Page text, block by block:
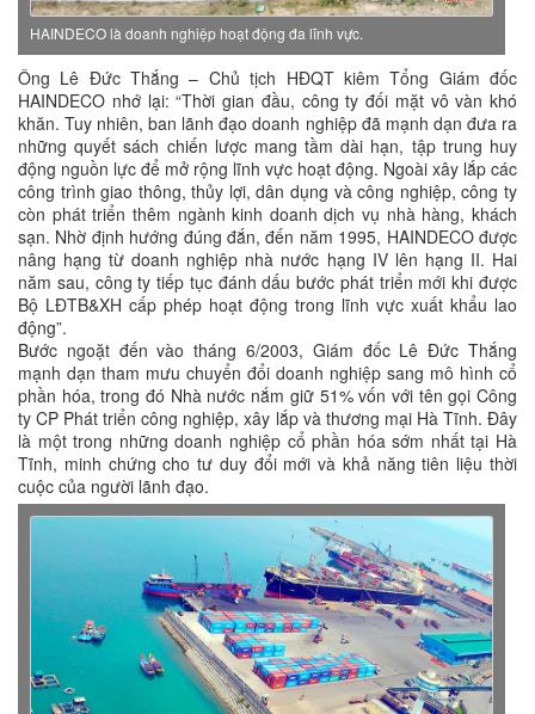
HAINDECO là doanh nghiệp hoạt động đa lĩnh vực.
Ông Lê Đức Thắng – Chủ tịch HĐQT kiêm Tổng Giám đốc
HAINDECO nhớ lại: “Thời gian đầu, công ty đối mặt vô vàn khó
khăn. Tuy nhiên, ban lãnh đạo doanh nghiệp đã mạnh dạn đưa ra
những quyết sách chiến lược mang tầm dài hạn, tập trung huy
động nguồn lực để mở rộng lĩnh vực hoạt động. Ngoài xây lắp các
công trình giao thông, thủy lợi, dân dụng và công nghiệp, công ty
còn phát triển thêm ngành kinh doanh dịch vụ nhà hàng, khách
sạn. Nhờ định hướng đúng đắn, đến năm 1995, HAINDECO được
nâng hạng từ doanh nghiệp nhà nước hạng IV lên hạng II. Hai
năm sau, công ty tiếp tục đánh dấu bước phát triển mới khi được
Bộ LĐTB&XH cấp phép hoạt động trong lĩnh vực xuất khẩu lao
động”.
Bước ngoặt đến vào tháng 6/2003, Giám đốc Lê Đức Thắng
mạnh dạn tham mưu chuyển đổi doanh nghiệp sang mô hình cổ
phần hóa, trong đó Nhà nước nắm giữ 51% vốn với tên gọi Công
ty CP Phát triển công nghiệp, xây lắp và thương mại Hà Tĩnh. Đây
là một trong những doanh nghiệp cổ phần hóa sớm nhất tại Hà
Tĩnh, minh chứng cho tư duy đổi mới và khả năng tiên liệu thời
cuộc của người lãnh đạo.